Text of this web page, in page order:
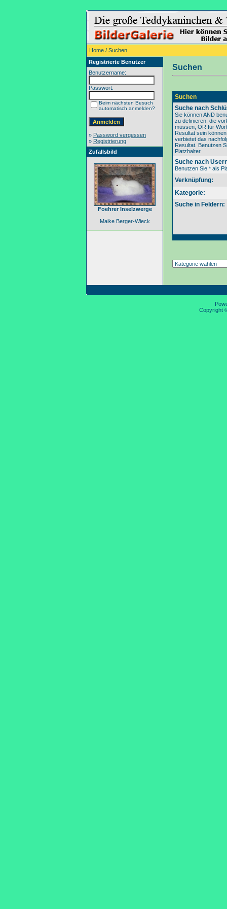
Home / Suchen
Registrierte Benutzer
Benutzername:
Passwort:
Beim nächsten Besuch
automatisch anmelden?
» Password vergessen
» Registrierung
Zufallsbild
Foehrer Inselzwerge
Maike Berger-Wieck
Suchen
Suchen
Suche nach
Sie können AND
zu definieren, die
müssen, OR für
Resultat sein
verbietet das
Resultat. Benutzen
Platzhalter.
Suche nach
Benutzen Sie * als
Verknüpfung:
Kategorie:
Suche in Feldern:
Copyright